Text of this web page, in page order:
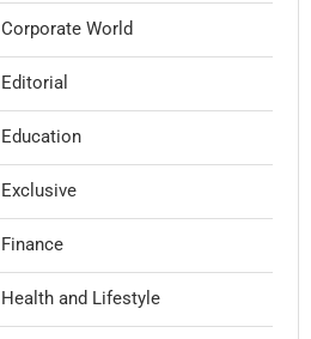
Corporate World
Editorial
Education
Exclusive
Finance
Health and Lifestyle